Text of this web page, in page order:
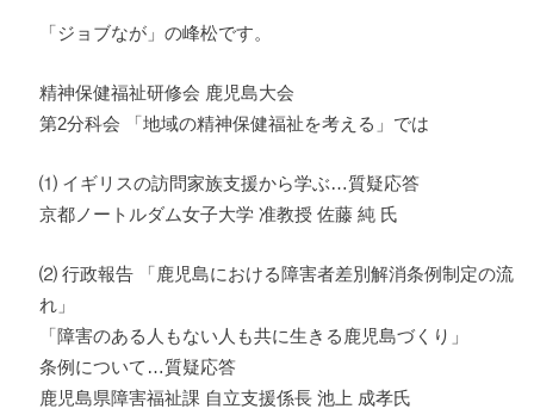
「ジョブなが」の峰松です。
精神保健福祉研修会 鹿児島大会
第2分科会 「地域の精神保健福祉を考える」では
⑴ イギリスの訪問家族支援から学ぶ…質疑応答
京都ノートルダム女子大学 准教授 佐藤 純 氏
⑵ 行政報告 「鹿児島における障害者差別解消条例制定の流
れ」
「障害のある人もない人も共に生きる鹿児島づくり」
条例について…質疑応答
鹿児島県障害福祉課 自立支援係長 池上 成孝氏